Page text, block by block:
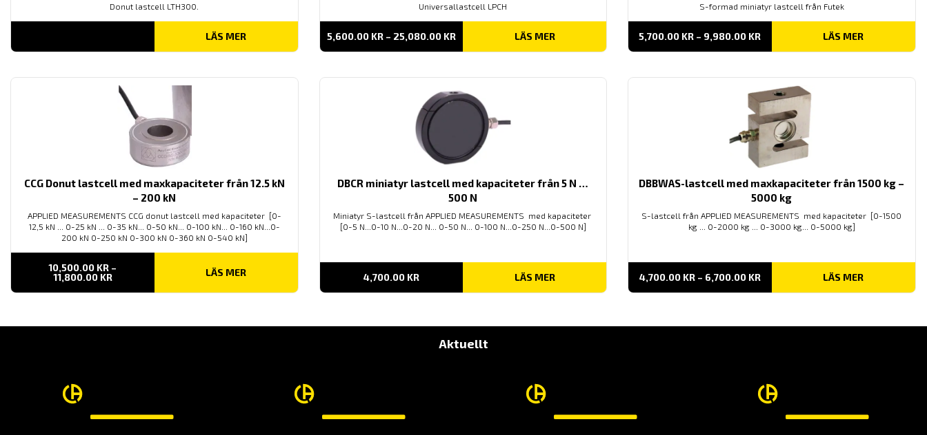
Donut lastcell LTH300.
LÄS MER
Universallastcell LPCH
5,600.00 KR – 25,080.00 KRPRISINTERVALL:
TILL
LÄS MER
S-formad miniatyr lastcell från Futek
5,700.00 KR – 9,980.00 KRPRISINTERVALL:
TILL
LÄS MER
CCG Donut lastcell med maxkapaciteter från 12.5 kN
– 200 kN
APPLIED MEASUREMENTS CCG donut lastcell med kapaciteter [0-
12,5 kN ... 0-25 kN ... 0-35 kN... 0-50 kN... 0-100 kN... 0-160 kN...0-
200 kN 0-250 kN 0-300 kN 0-360 kN 0-540 kN]
10,500.00 KR –
11,800.00 KRPRISINTERVALL:
TILL
LÄS MER
DBCR miniatyr lastcell med kapaciteter från 5 N …
500 N
Miniatyr S-lastcell från APPLIED MEASUREMENTS med kapaciteter
[0-5 N...0-10 N...0-20 N... 0-50 N... 0-100 N...0-250 N...0-500 N]
4,700.00 KR LÄS MER
DBBWAS-lastcell med maxkapaciteter från 1500 kg –
5000 kg
S-lastcell från APPLIED MEASUREMENTS med kapaciteter [0-1500
kg ... 0-2000 kg ... 0-3000 kg... 0-5000 kg]
4,700.00 KR – 6,700.00 KRPRISINTERVALL:
TILL
LÄS MER
Aktuellt